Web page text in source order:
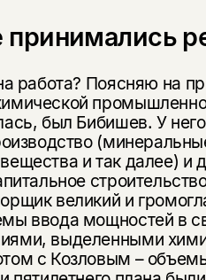
принимались
работа? Поясняю на
был Бибишев. У
и так далее) и
великий и
ввода мощностей в
выделенными
с Козловым –